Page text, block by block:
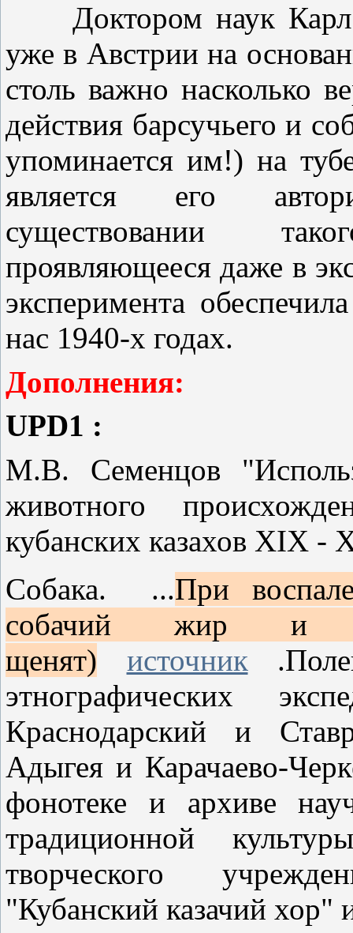
Доктором наук Карл
уже в Австрии на
столь важно насколько
действия барсучьего и
упоминается им!) на
является его
существовании
проявляющееся даже в
эксперимента
нас 1940-х годах.
Дополнения:
UPD1 :
М.В. Семенцов
животного
кубанских казахов XIX -
Собака. ...При
собачий жир и
щенят)
источник
этнографических
Краснодарский и
Адыгея и Карачаево-
фонотеке и архиве
традиционной
творческого
"Кубанский казачий хор"